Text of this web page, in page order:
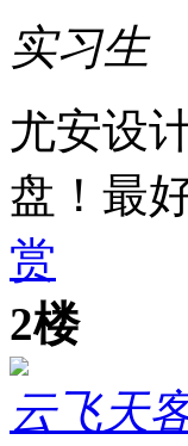
实习生
尤安设
盘！最
赏
2楼
云飞天